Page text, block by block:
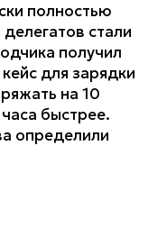
полностью
стали
получил
для зарядки
на 10
быстрее.
определили